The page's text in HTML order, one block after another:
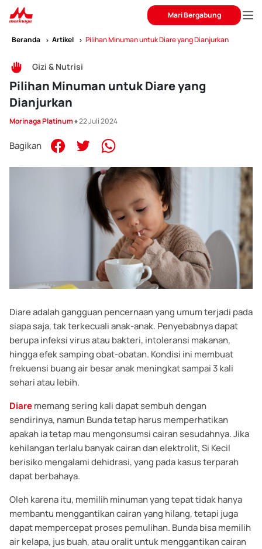
Mari Bergabung
Beranda Artikel Pilihan Minuman untuk Diare yang Dianjurkan
Gizi & Nutrisi
Pilihan Minuman untuk Diare yang
Dianjurkan
Morinaga Platinum♦ 22 Juli 2024
Bagikan
Diare adalah gangguan pencernaan yang umum terjadi pada
siapa saja, tak terkecuali anak-anak. Penyebabnya dapat
berupa infeksi virus atau bakteri, intoleransi makanan,
hingga efek samping obat-obatan. Kondisi ini membuat
frekuensi buang air besar anak meningkat sampai 3 kali
sehari atau lebih.
Diarememang sering kali dapat sembuh dengan
sendirinya, namun Bunda tetap harus memperhatikan
apakah ia tetap mau mengonsumsi cairan sesudahnya. Jika
kehilangan terlalu banyak cairan dan elektrolit, Si Kecil
berisiko mengalami dehidrasi, yang pada kasus terparah
dapat berbahaya.
Oleh karena itu, memilih minuman yang tepat tidak hanya
membantu menggantikan cairan yang hilang, tetapi juga
dapat mempercepat proses pemulihan. Bunda bisa memilih
air kelapa, jus buah, atau oralit untuk menggantikan cairan